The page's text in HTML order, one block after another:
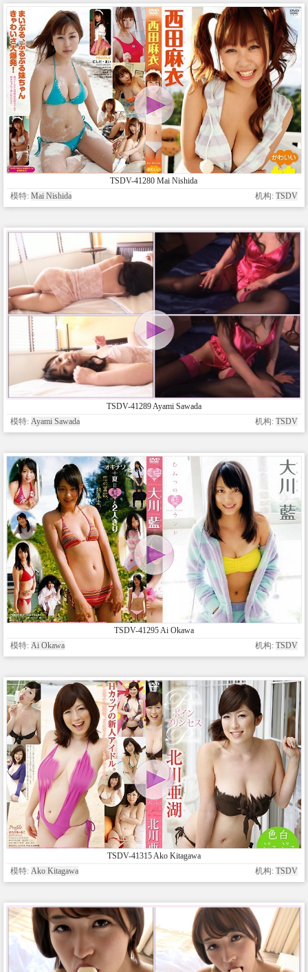
TSDV-41280 Mai Nishida
模特: Mai Nishida 机构: TSDV
TSDV-41289 Ayami Sawada
模特: Ayami Sawada 机构: TSDV
TSDV-41295 Ai Okawa
模特: Ai Okawa 机构: TSDV
TSDV-41315 Ako Kitagawa
模特: Ako Kitagawa 机构: TSDV